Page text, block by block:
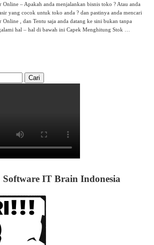
– Apakah anda menjalankan bisnis toko ? Atau anda
yang cocok untuk toko anda ? dan pastinya anda mencari
, dan Tentu saja anda datang ke sini bukan tanpa
hal – hal di bawah ini Capek Menghitung Stok …
IT Brain Indonesia